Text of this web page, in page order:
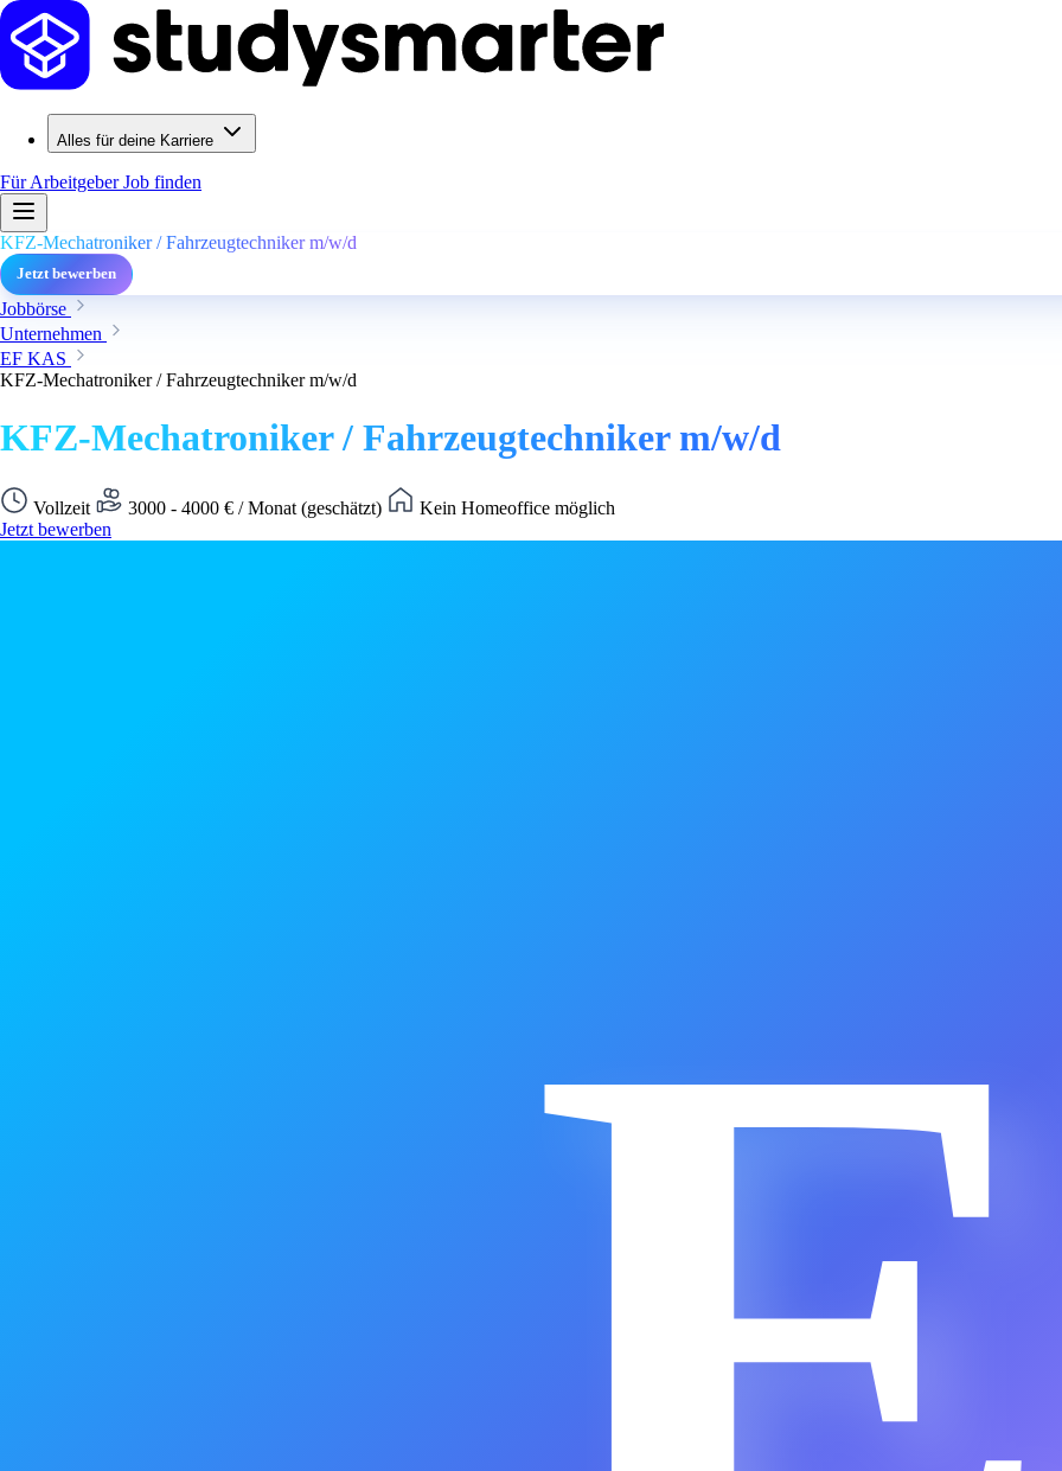
Alles für deine Karriere
Für ArbeitgeberJob finden
KFZ-Mechatroniker / Fahrzeugtechniker m/w/d
Jetzt bewerben
Jobbörse
Unternehmen
EF KAS
KFZ-Mechatroniker / Fahrzeugtechniker m/w/d
KFZ-Mechatroniker / Fahrzeugtechniker m/w/d
Vollzeit 3000 - 4000 € / Monat (geschätzt)
Kein Homeoffice möglich
Jetzt bewerben